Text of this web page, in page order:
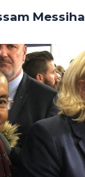
Messiha